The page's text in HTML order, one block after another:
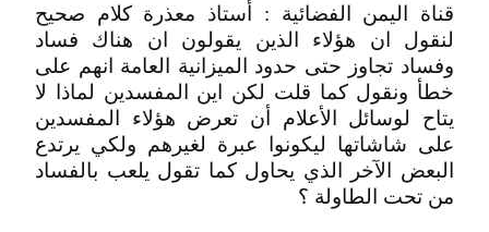
قناة اليمن الفضائية : أستاذ معذرة كلام صحيح
لنقول ان هؤلاء الذين يقولون ان هناك فساد
وفساد تجاوز حتى حدود الميزانية العامة انهم على
خطأ ونقول كما قلت لكن اين المفسدين لماذا لا
يتاح لوسائل الأعلام أن تعرض هؤلاء المفسدين
على شاشاتها ليكونوا عبرة لغيرهم ولكي يرتدع
البعض الآخر الذي يحاول كما تقول يلعب بالفساد
من تحت الطاولة ؟